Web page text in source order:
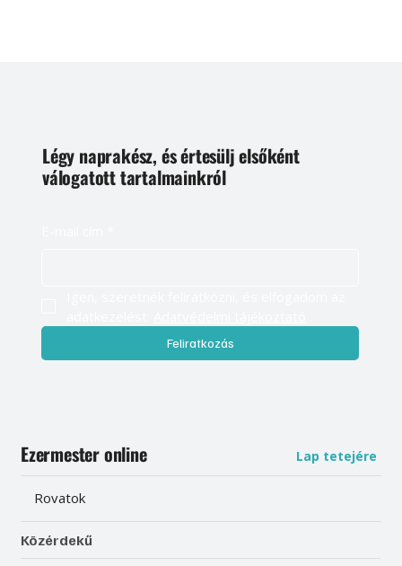
Légy naprakész, és értesülj elsőként
válogatott tartalmainkról
Feliratkozás
Ezermester online Lap tetejére
Rovatok
Közérdekű